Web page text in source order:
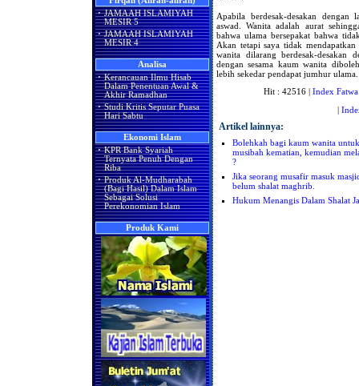
· JAMAAH ISLAMIYAH
MESIR 5
· JAMAAH ISLAMIYAH
MESIR 4
Analisa
· Kerancauan Ilmu Hisab
Dalam Penentuan Awal &
Akhir Ramadhan
· Studi Kritis Seputar Puasa
Hari Sabtu
Ekonomi Islam
· KPR Bank Syariah
Ternyata Penuh Dengan
Riba
· Produk Al-Mudharabah
(Bagi Hasil) Dalam Islam
Sebagai Solusi
Perekonomian Islam
Produk Kami
Apabila berdesak-desakan
aswad. Wanita adalah aurat
bahwa ulama bersepakat bahwa
Akan tetapi saya tidak
wanita dilarang berdesak-desakan
dengan sesama kaum wanita
lebih sekedar pendapat jumhur ulama.
Hit : 42516 | Index Fatwa
|
Artikel lainnya:
Bolehkah bagi kaum wanita
musibah kematian, kemudian
?
Jika seorang musafir masuk
belum shalat maghrib.
Hukum Menangis Dalam Shalat